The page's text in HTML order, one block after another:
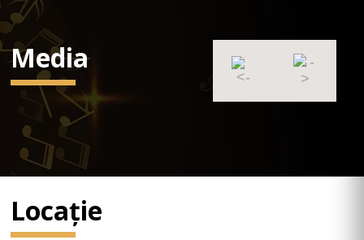
Media
Locație